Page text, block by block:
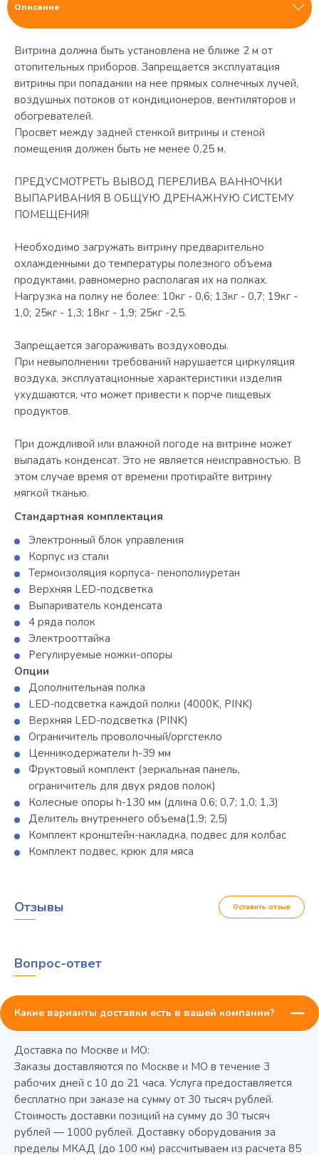
Описание
Витрина должна быть установлена не ближе 2 м от
отопительных приборов. Запрещается эксплуатация
витрины при попадании на нее прямых солнечных лучей,
воздушных потоков от кондиционеров, вентиляторов и
обогревателей.
Просвет между задней стенкой витрины и стеной
помещения должен быть не менее 0,25 м.
ПРЕДУСМОТРЕТЬ ВЫВОД ПЕРЕЛИВА ВАННОЧКИ
ВЫПАРИВАНИЯ В ОБЩУЮ ДРЕНАЖНУЮ СИСТЕМУ
ПОМЕЩЕНИЯ!
Необходимо загружать витрину предварительно
охлажденными до температуры полезного объема
продуктами, равномерно располагая их на полках.
Нагрузка на полку не более: 10кг - 0,6; 13кг - 0,7; 19кг -
1,0; 25кг - 1,3; 18кг - 1,9; 25кг -2,5.
Запрещается загораживать воздуховоды.
При невыполнении требований нарушается циркуляция
воздуха, эксплуатационные характеристики изделия
ухудшаются, что может привести к порче пищевых
продуктов.
При дождливой или влажной погоде на витрине может
выпадать конденсат. Это не является неисправностью. В
этом случае время от времени протирайте витрину
мягкой тканью.
Стандартная комплектация
Электронный блок управления
Корпус из стали
Термоизоляция корпуса- пенополиуретан
Верхняя LED-подсветка
Выпариватель конденсата
4 ряда полок
Электрооттайка
Регулируемые ножки-опоры
Опции
Дополнительная полка
LED-подсветка каждой полки (4000K, PINK)
Верхняя LED-подсветка (PINK)
Ограничитель проволочный/оргстекло
Ценникодержатели h-39 мм
Фруктовый комплект (зеркальная панель,
ограничитель для двух рядов полок)
Колесные опоры h-130 мм (длина 0.6; 0,7; 1,0; 1,3)
Делитель внутреннего объема(1,9; 2,5)
Комплект кронштейн-накладка, подвес для колбас
Комплект подвес, крюк для мяса
Колода разрубочная КР-5/5
Отзывы Оставить отзыв
Вопрос-ответ
Какие варианты доставки есть в вашей компании?
Доставка по Москве и МО:
Заказы доставляются по Москве и МО в течение 3
рабочих дней с 10 до 21 часа. Услуга предоставляется
бесплатно при заказе на сумму от 30 тысяч рублей.
Стоимость доставки позиций на сумму до 30 тысяч
рублей — 1000 рублей. Доставку оборудования за
пределы МКАД (до 100 км) рассчитываем из расчета 85